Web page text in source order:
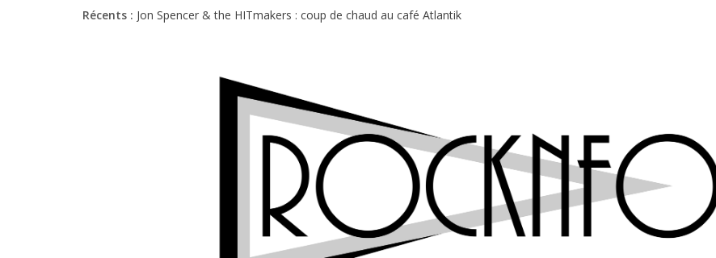
Récents : Jon Spencer & the HITmakers : coup de chaud au café Atlantik
Charlie Puth à l’Olympia : la leçon de pop du Professeur Puth